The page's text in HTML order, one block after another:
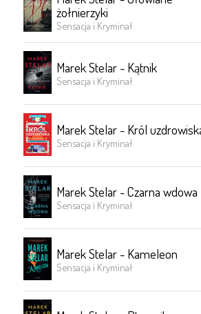
żołnierzyki
Sensacja i Kryminał
Marek Stelar - Kątnik
Sensacja i Kryminał
Marek Stelar - Król
Sensacja i Kryminał
Marek Stelar - Czarna wdowa
Sensacja i Kryminał
Marek Stelar - Kameleon
Sensacja i Kryminał